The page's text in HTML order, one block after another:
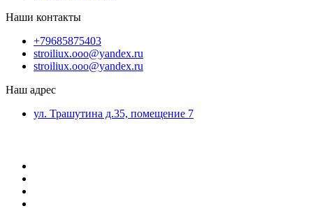
Наши контакты
+79685875403
stroiliux.ooo@yandex.ru
stroiliux.ooo@yandex.ru
Наш адрес
ул. Трашутина д.35, помещение 7